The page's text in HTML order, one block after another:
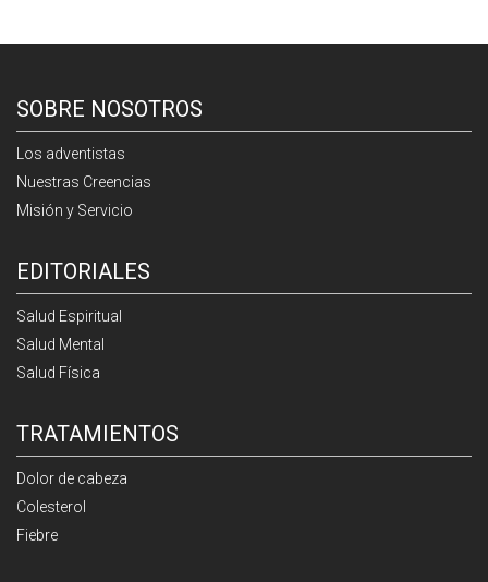
SOBRE NOSOTROS
Los adventistas
Nuestras Creencias
Misión y Servicio
EDITORIALES
Salud Espiritual
Salud Mental
Salud Física
TRATAMIENTOS
Dolor de cabeza
Colesterol
Fiebre